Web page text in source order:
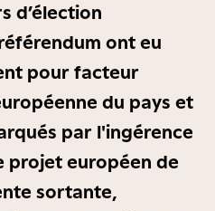
d’élection
ont eu
pour facteur
du pays et
par l'ingérence
projet européen de
sortante,